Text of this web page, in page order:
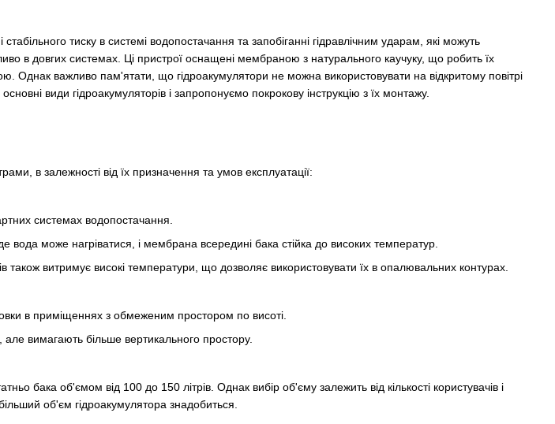
тиску в системі водопостачання та запобіганні гідравлічним ударам, які можуть
в довгих системах. Ці пристрої оснащені мембраною з натурального каучуку, що робить їх
Однак важливо пам'ятати, що гідроакумулятори не можна використовувати на відкритому повітрі
види гідроакумуляторів і запропонуємо покрокову інструкцію з їх монтажу.
в залежності від їх призначення та умов експлуатації:
системах водопостачання.
вода може нагріватися, і мембрана всередині бака стійка до високих температур.
також витримує високі температури, що дозволяє використовувати їх в опалювальних контурах.
в приміщеннях з обмеженим простором по висоті.
вимагають більше вертикального простору.
бака об'ємом від 100 до 150 літрів. Однак вибір об'єму залежить від кількості користувачів і
об'єм гідроакумулятора знадобиться.